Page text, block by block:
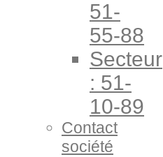
51-
55-88
Secteur
: 51-
10-89
Contact
société